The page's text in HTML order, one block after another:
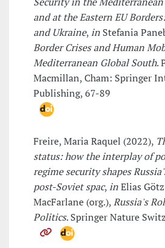
and at the Eastern EU
and Ukraine,in Stefania
Border Crises and Human
Mediterranean Global South.
Macmillan, Cham: Springer
Publishing, 67-89
Freire, Maria Raquel (2022),
status: how the interplay of
regime security shapes
post-Soviet spac,inElias
MacFarlane (org.),Russia's
Politics. Springer Nature